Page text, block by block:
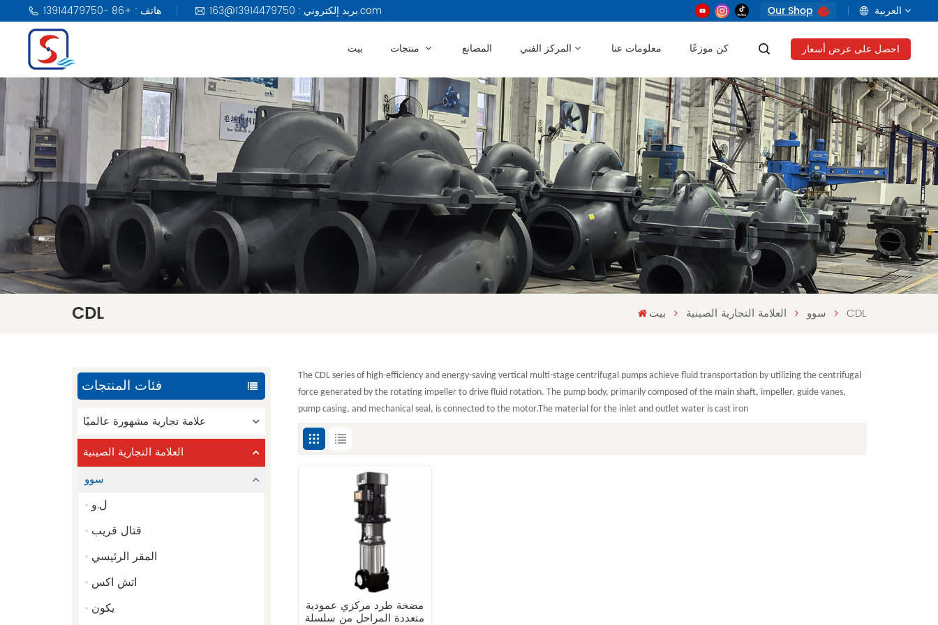
هاتف : +86 -13914479750 بريد إلكتروني : 13914479750@163.com Our Shop العربية
français
русский
العربية
Tiếng Việt
Indonesia
بيت المصانع المركز الفني معلومات عنا كن موزعًا احصل على عرض أسعار
CDL بيت العلامة التجارية الصينية سوو CDL
فئات المنتجات
علامة تجارية مشهورة عالميًا
العلامة التجارية الصينية
سوو
ل.و
قتال قريب
المقر الرئيسي
اتش اكس
يكون
The CDL series of high-efficiency and energy-saving vertical multi-stage centrifugal pumps achieve fluid transportation by utilizing the centrifugal
force generated by the rotating impeller to drive fluid rotation. The pump body, primarily composed of the main shaft, impeller, guide vanes,
pump casing, and mechanical seal, is connected to the motor.The material for the inlet and outlet water is cast iron
مضخة طرد مركزي عمودية
متعددة المراحل من سلسلة